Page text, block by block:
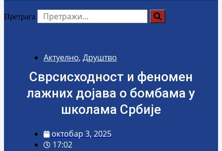
Претрага
Актуелно, Друштво
Сврсисходност и феномен
лажних дојава о бомбама у
школама Србије
октобар 3, 2025
17:02